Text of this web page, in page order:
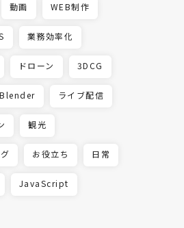
動画 WEB制作
業務効率化
ドローン 3DCG
Blender ライブ配信
観光
お役立ち 日常
JavaScript